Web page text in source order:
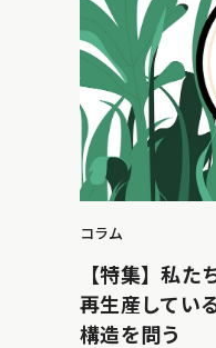
コラム
【特集】私た
再生産してい
構造を問う